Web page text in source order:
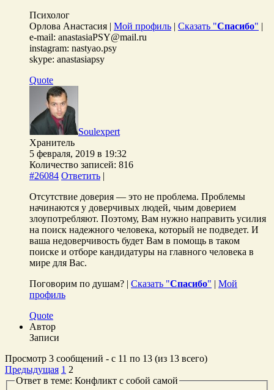
Психолог
Орлова Анастасия | Мой профиль | Сказать "Спасибо" |
e-mail: anastasiaPSY@mail.ru
instagram: nastyao.psy
skype: anastasiapsy
Quote
Soulexpert
Хранитель
5 февраля, 2019 в 19:32
Количество записей: 816
#26084 Ответить |
Отсутствие доверия — это не проблема. Проблемы
начинаются у доверчивых людей, чьим доверием
злоупотребляют. Поэтому, Вам нужно направить усилия
на поиск надежного человека, который не подведет. И
ваша недоверчивость будет Вам в помощь в таком
поиске и отборе кандидатуры на главного человека в
мире для Вас.
Поговорим по душам? | Сказать "Спасибо" | Мой
профиль
Quote
Автор
Записи
Просмотр 3 сообщений - с 11 по 13 (из 13 всего)
Предыдущая 1 2
Ответ в теме: Конфликт с собой самой